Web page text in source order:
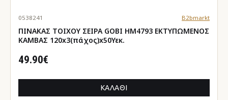
0538241 B2bmarkt
ΠΙΝΑΚΑΣ TOIXOY ΣΕΙΡΑ GOBI HM4793 ΕΚΤΥΠΩΜΕΝΟΣ
ΚΑΜΒΑΣ 120x3(πάχος)x50Υεκ.
49.90€
ΚΑΛΆΘΙ